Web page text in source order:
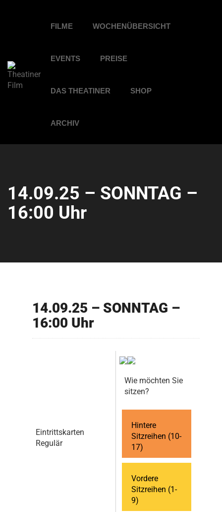
FILME WOCHENÜBERSICHT
EVENTS PREISE
DAS THEATINER SHOP
ARCHIV
14.09.25 – SONNTAG –
16:00 Uhr
14.09.25 – SONNTAG –
16:00 Uhr
Eintrittskarten
Regulär
Wie möchten Sie
sitzen?
Hintere
Sitzreihen (10-
17)
Vordere
Sitzreihen (1-
9)